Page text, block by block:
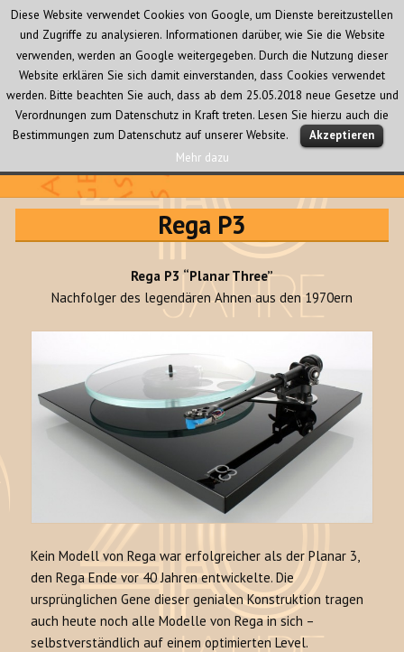
Audio Creativ
MENÜ
UND
Rega P3
Rega P3 “Planar Three”
Nachfolger des legendären Ahnen aus den 1970ern
Kein Modell von Rega war erfolgreicher als der Planar 3,
den Rega Ende vor 40 Jahren entwickelte. Die
ursprünglichen Gene dieser genialen Konstruktion tragen
auch heute noch alle Modelle von Rega in sich –
selbstverständlich auf einem optimierten Level.
Diese Website verwendet Cookies von Google, um Dienste bereitzustellen
und Zugriffe zu analysieren. Informationen darüber, wie Sie die Website
verwenden, werden an Google weitergegeben. Durch die Nutzung dieser
Website erklären Sie sich damit einverstanden, dass Cookies verwendet
werden. Bitte beachten Sie auch, dass ab dem 25.05.2018 neue Gesetze und
Verordnungen zum Datenschutz in Kraft treten. Lesen Sie hierzu auch die
Bestimmungen zum Datenschutz auf unserer Website.
Akzeptieren
Mehr dazu